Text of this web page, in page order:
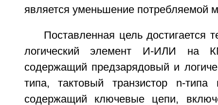
является уменьшение потребляемой
Поставленная цель достигается
логический элемент И-ИЛИ на
содержащий предзарядовый и
типа, тактовый транзистор n-типа
содержащий ключевые цепи,